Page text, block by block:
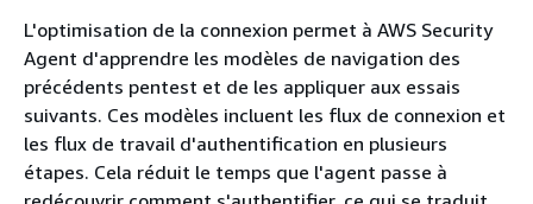
L'optimisation de la connexion permet à AWS Security
Agent d'apprendre les modèles de navigation des
précédents pentest et de les appliquer aux essais
suivants. Ces modèles incluent les flux de connexion et
les flux de travail d'authentification en plusieurs
étapes. Cela réduit le temps que l'agent passe à